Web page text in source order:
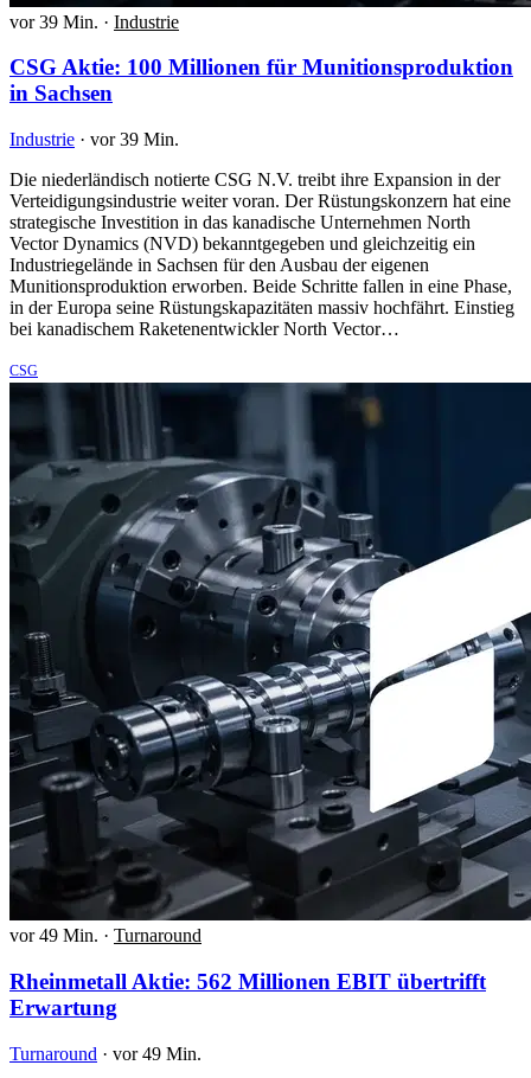
vor 39 Min. · Industrie
CSG Aktie: 100 Millionen für Munitionsproduktion
in Sachsen
Industrie · vor 39 Min.
Die niederländisch notierte CSG N.V. treibt ihre Expansion in der
Verteidigungsindustrie weiter voran. Der Rüstungskonzern hat eine
strategische Investition in das kanadische Unternehmen North
Vector Dynamics (NVD) bekanntgegeben und gleichzeitig ein
Industriegelände in Sachsen für den Ausbau der eigenen
Munitionsproduktion erworben. Beide Schritte fallen in eine Phase,
in der Europa seine Rüstungskapazitäten massiv hochfährt. Einstieg
bei kanadischem Raketenentwickler North Vector…
CSG
vor 49 Min. · Turnaround
Rheinmetall Aktie: 562 Millionen EBIT übertrifft
Erwartung
Turnaround · vor 49 Min.